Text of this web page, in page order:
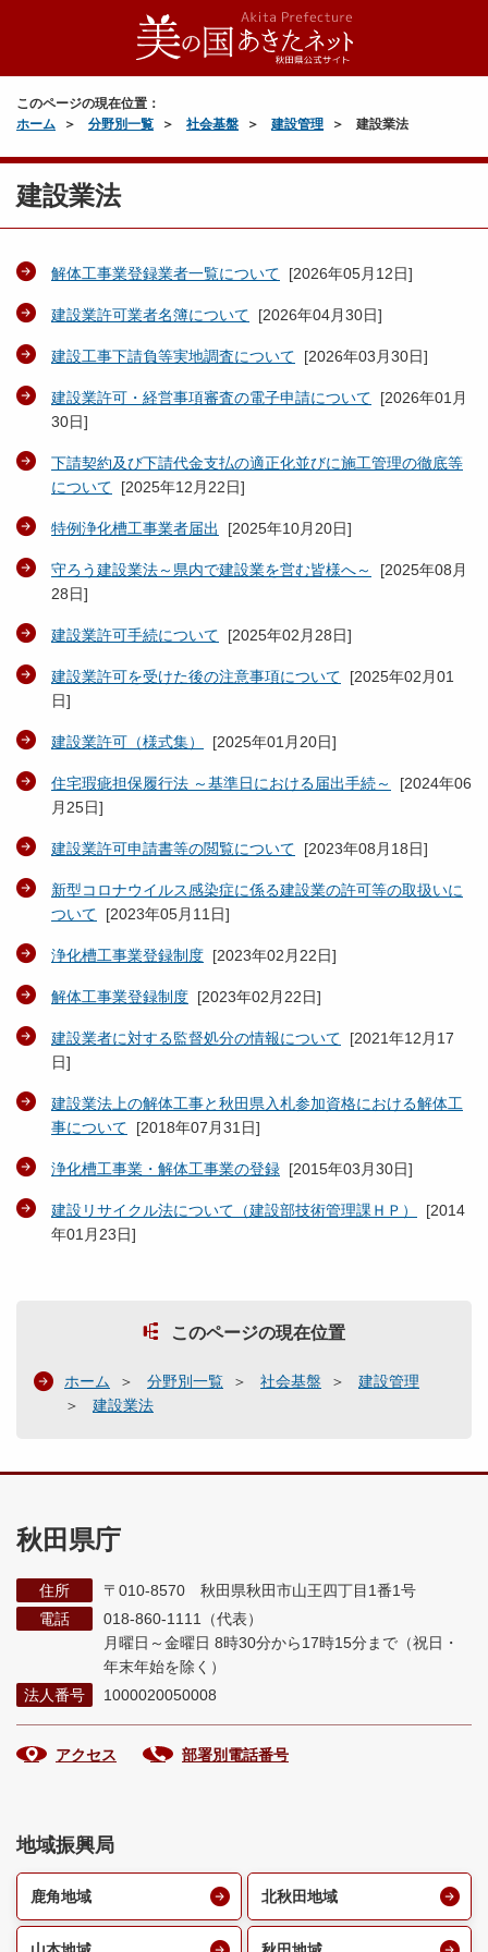
このページの現在位置：
ホーム
分野別一覧 社会基盤 建設管理 建設業法
建設業法
解体工事業登録業者一覧について [2026年05月12日]
建設業許可業者名簿について [2026年04月30日]
建設工事下請負等実地調査について [2026年03月30日]
建設業許可・経営事項審査の電子申請について [2026年01月
30日]
下請契約及び下請代金支払の適正化並びに施工管理の徹底等
について [2025年12月22日]
特例浄化槽工事業者届出 [2025年10月20日]
守ろう建設業法～県内で建設業を営む皆様へ～ [2025年08月
28日]
建設業許可手続について [2025年02月28日]
建設業許可を受けた後の注意事項について [2025年02月01
日]
建設業許可（様式集） [2025年01月20日]
住宅瑕疵担保履行法 ～基準日における届出手続～ [2024年06
月25日]
建設業許可申請書等の閲覧について [2023年08月18日]
新型コロナウイルス感染症に係る建設業の許可等の取扱いに
ついて [2023年05月11日]
浄化槽工事業登録制度 [2023年02月22日]
解体工事業登録制度 [2023年02月22日]
建設業者に対する監督処分の情報について [2021年12月17
日]
建設業法上の解体工事と秋田県入札参加資格における解体工
事について [2018年07月31日]
浄化槽工事業・解体工事業の登録 [2015年03月30日]
建設リサイクル法について（建設部技術管理課ＨＰ） [2014
年01月23日]
このページの現在位置
ホーム 分野別一覧 社会基盤
建設管理
建設業法
秋田県庁
住所
〒010-8570 秋田県秋田市山王四丁目1番1号
電話
018-860-1111（代表）
月曜日～金曜日 8時30分から17時15分まで （祝日・
年末年始を除く）
法人番号
1000020050008
アクセス 部署別電話番号
地域振興局
鹿角地域 北秋田地域